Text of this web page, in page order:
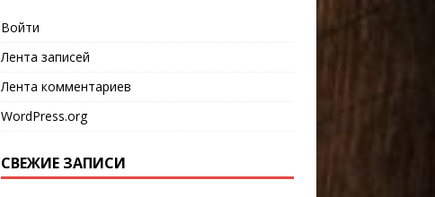
Войти
Лента записей
Лента комментариев
WordPress.org
СВЕЖИЕ ЗАПИСИ